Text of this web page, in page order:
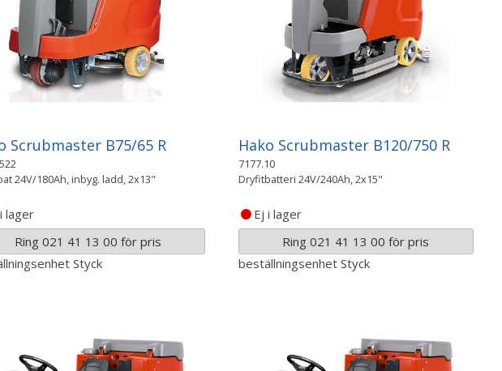
Scrubmaster B75/65 R
24V/180Ah, inbyg. ladd, 2x13"
lager
Ring 021 41 13 00 för pris
Styck
Hako Scrubmaster B120/750 R
7177.10
Dryfitbatteri 24V/240Ah, 2x15"
Ej i lager
Ring 021 41 13 00 för pris
beställningsenhet Styck